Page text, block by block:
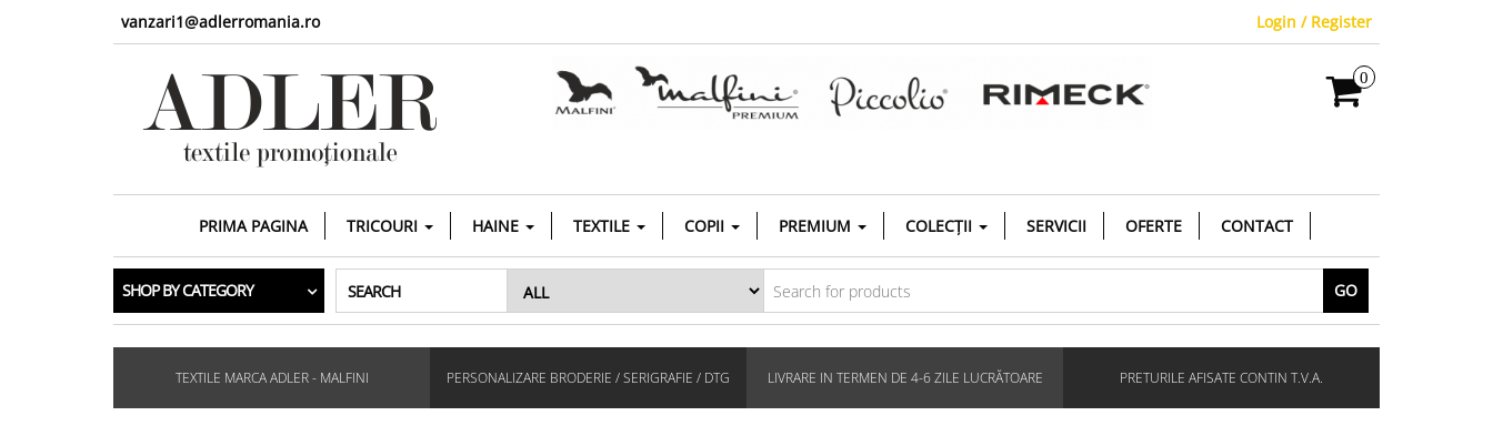
vanzari1@adlerromania.ro Login / Register
0
PRIMA PAGINA TRICOURI HAINE TEXTILE COPII PREMIUM COLECȚII SERVICII OFERTE CONTACT
SHOP BY CATEGORY SEARCH GO
TEXTILE MARCA ADLER - MALFINI PERSONALIZARE BRODERIE / SERIGRAFIE / DTG LIVRARE IN TERMEN DE 4-6 ZILE LUCRĂTOARE PRETURILE AFISATE CONTIN T.V.A.